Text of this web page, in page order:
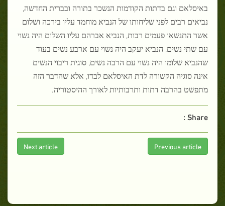
באיסלאם וגם בדתות הקודמות הנשכר בתורה ובברית החדשה,
נביאים רבים לפני שליחותו של הנביא מוחמד עליו בירכה ושלום
אשר התנשאו פעמים רבות, הנביא אברהם עליו השלום היה נשוי
עם שתי נשים, הנביא יעקב היה נשוי עם ארבע נשים בעוד
שהנביא שלומו היה נשוי עם הרבה נשים, סוגית ריבוי הנשים
אינה סוגיה הקשורה לדת האיסלאם לבדו, אלא שהדבר הזה
מתפשט בהרבה דתות ותרבותיות לאורך ההיסטוריה.
Share :
Previous article
Next article